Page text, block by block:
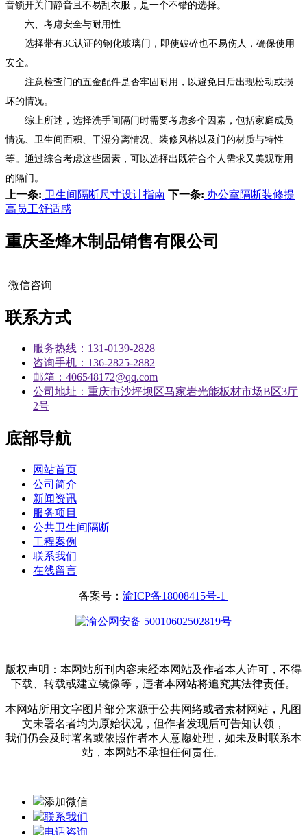
音锁开关门静音且不易刮衣服，是一个不错的选择。
六、考虑安全与耐用性
选择带有3C认证的钢化玻璃门，即使破碎也不易伤人，确保使用
安全。
注意检查门的五金配件是否牢固耐用，以避免日后出现松动或损
坏的情况。
综上所述，选择洗手间隔门时需要考虑多个因素，包括家庭成员
情况、卫生间面积、干湿分离情况、装修风格以及门的材质与特性
等。通过综合考虑这些因素，可以选择出既符合个人需求又美观耐用
的隔门。
上一条: 卫生间隔断尺寸设计指南 下一条: 办公室隔断装修提
高员工舒适感
重庆圣烽木制品销售有限公司
微信咨询
联系方式
服务热线：131-0139-2828
咨询手机：136-2825-2882
邮箱：406548172@qq.com
公司地址：重庆市沙坪坝区马家岩光能板材市场B区3厅
2号
底部导航
网站首页
公司简介
新闻资讯
服务项目
公共卫生间隔断
工程案例
联系我们
在线留言
备案号： 渝ICP备18008415号-1
渝公网安备 50010602502819号
版权声明：本网站所刊内容未经本网站及作者本人许可，不得
下载、转载或建立镜像等，违者本网站将追究其法律责任。
本网站所用文字图片部分来源于公共网络或者素材网站，凡图
文未署名者均为原始状况，但作者发现后可告知认领，
我们仍会及时署名或依照作者本人意愿处理，如未及时联系本
站，本网站不承担任何责任。
添加微信
联系我们
电话咨询